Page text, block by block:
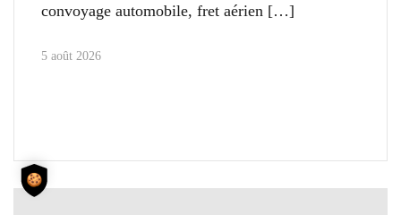
convoyage automobile, fret aérien
5 août 2026